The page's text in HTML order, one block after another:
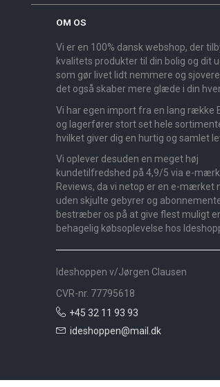
OM OS
Vi er en 100% dansk webshop, der
kvalitets produkter til din bolig og dit
som gør livet lidt nemmere og
det også skaber mere glæde i din
Vi har egen import fra en lang række
og lagerfører stort set hele
hvilket giver dig en hurtig og samlet
Vi oplever desuden en meget høj
kundetilfredshed på 4,9/5 via e-
Reviews, da vi netop er en e-mærket
uden skjulte gebyrer og
bestræber os på at give flest muligt
behagelig købsoplevelse hos
Ideshoppen v/Jørgen Clausen
CVR-nr. 77795618
+45 32 11 93 93
ideshoppen@mail.dk